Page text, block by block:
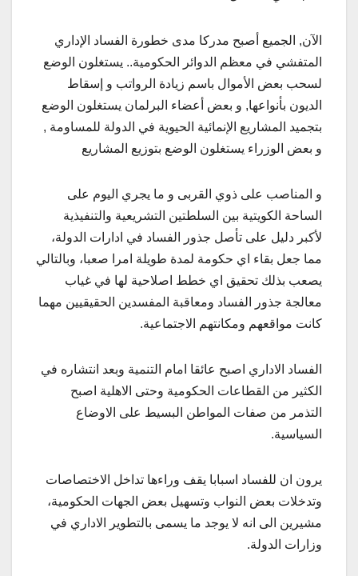
الآن, الجميع أصبح مدركا مدى خطورة الفساد الإداري
المتفشي في معظم الدوائر الحكومية.. يستغلون الوضع
لسحب بعض الأموال باسم زيادة الرواتب و إسقاط
الديون بأنواعها, و بعض أعضاء البرلمان يستغلون الوضع
بتجميد المشاريع الإنمائية الحيوية في الدولة للمساومة ,
و بعض الوزراء يستغلون الوضع بتوزيع المشاريع
و المناصب على ذوي القربى و ما يجري اليوم على
الساحة الكويتية بين السلطتين التشريعية والتنفيذية
لأكبر دليل على تأصل جذور الفساد في ادارات الدولة،
مما جعل بقاء اي حكومة لمدة طويلة امرا صعبا، وبالتالي
يصعب بذلك تحقيق اي خطط اصلاحية لها في غياب
معالجة جذور الفساد ومعاقبة المفسدين الحقيقيين مهما
كانت مواقعهم ومكانتهم الاجتماعية.
الفساد الاداري اصبح عائقا امام التنمية وبعد انتشاره في
الكثير من القطاعات الحكومية وحتى الاهلية اصبح
التذمر من صفات المواطن البسيط على الاوضاع
السياسية.
يرون ان للفساد اسبابا يقف وراءها تداخل الاختصاصات
وتدخلات بعض النواب وتسهيل بعض الجهات الحكومية،
مشيرين الى انه لا يوجد ما يسمى بالتطوير الاداري في
وزارات الدولة.